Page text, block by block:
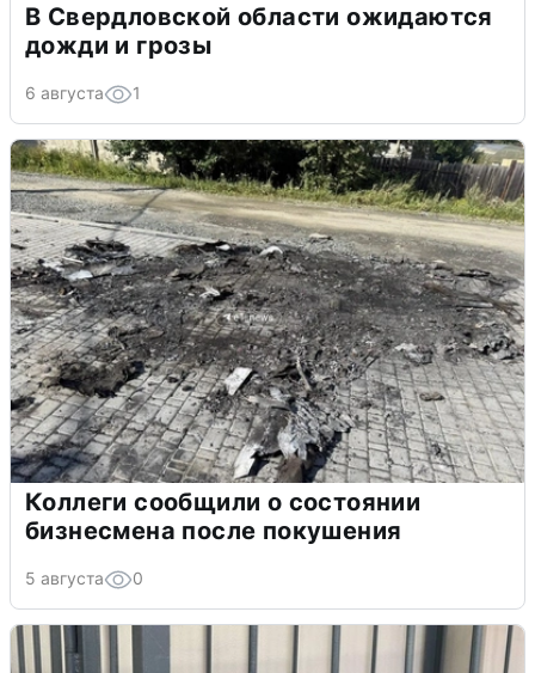
В Свердловской области ожидаются
дожди и грозы
6 августа 1
Коллеги сообщили о состоянии
бизнесмена после покушения
5 августа 0